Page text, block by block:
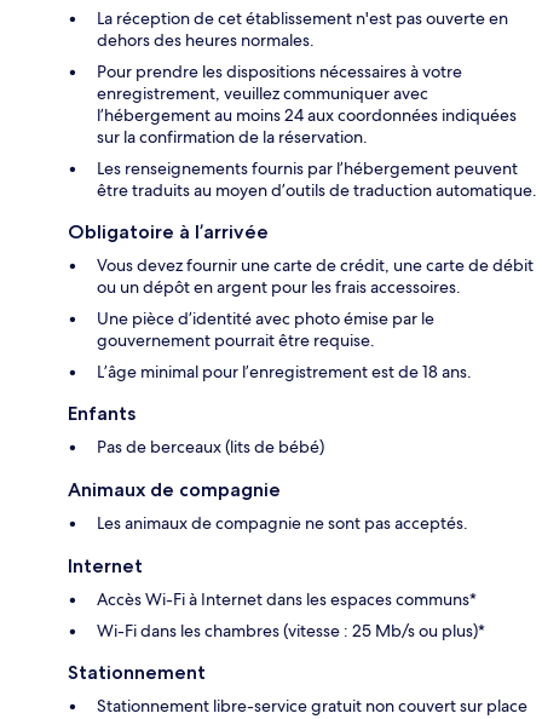
La réception de cet établissement n'est pas ouverte en
dehors des heures normales.
Pour prendre les dispositions nécessaires à votre
enregistrement, veuillez communiquer avec
l’hébergement au moins 24 aux coordonnées indiquées
sur la confirmation de la réservation.
Les renseignements fournis par l’hébergement peuvent
être traduits au moyen d’outils de traduction automatique.
Obligatoire à l’arrivée
Vous devez fournir une carte de crédit, une carte de débit
ou un dépôt en argent pour les frais accessoires.
Une pièce d’identité avec photo émise par le
gouvernement pourrait être requise.
L’âge minimal pour l’enregistrement est de 18 ans.
Enfants
Pas de berceaux (lits de bébé)
Animaux de compagnie
Les animaux de compagnie ne sont pas acceptés.
Internet
Accès Wi-Fi à Internet dans les espaces communs*
Wi-Fi dans les chambres (vitesse : 25 Mb/s ou plus)*
Stationnement
Stationnement libre-service gratuit non couvert sur place